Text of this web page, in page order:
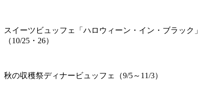
スイーツビュッフェ「ハロウィーン・イン・ブラック」
（10/25・26）
秋の収穫祭ディナービュッフェ（9/5～11/3）